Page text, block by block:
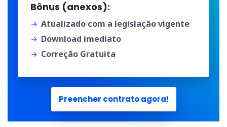
Bônus (anexos):
Atualizado com a legislação vigente
Download imediato
Correção Gratuita
Preencher contrato agora!